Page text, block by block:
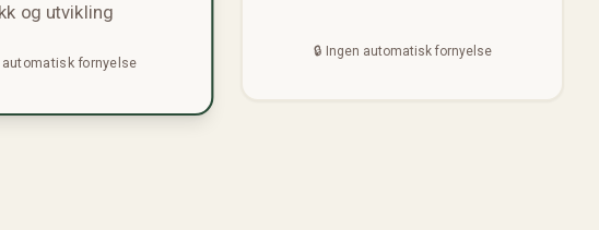
og utvikling
automatisk fornyelse
🔒 Ingen automatisk fornyelse